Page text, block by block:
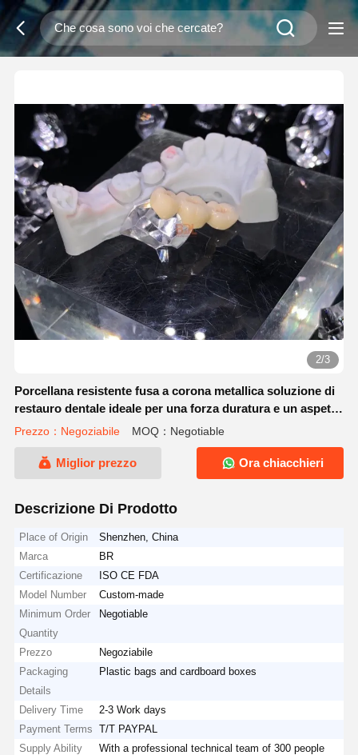
2/3
Porcellana resistente fusa a corona metallica soluzione di
restauro dentale ideale per una forza duratura e un aspetto
naturale
Prezzo：Negoziabile MOQ：Negotiable
Miglior prezzo Ora chiacchieri
Descrizione Di Prodotto
Place of Origin
Shenzhen, China
Marca
BR
Certificazione
ISO CE FDA
Model Number
Custom-made
Minimum Order
Quantity
Negotiable
Prezzo
Negoziabile
Packaging
Details
Plastic bags and cardboard boxes
Delivery Time
2-3 Work days
Payment Terms
T/T PAYPAL
Supply Ability
With a professional technical team of 300 people